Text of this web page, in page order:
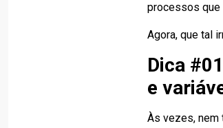
processos que
Agora, que tal
Dica
e
Às vezes, nem